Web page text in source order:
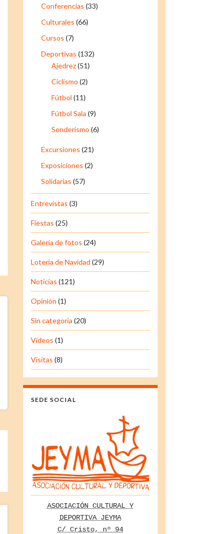
Conferencias (33)
Culturales (66)
Cursos (7)
Deportivas (132)
Ajedrez(51)
Ciclismo (2)
Fútbol (11)
Fútbol Sala (9)
Senderismo (6)
Excursiones (21)
Exposiciones (2)
Solidarias (57)
Entrevistas (3)
Fiestas (25)
Galería de fotos (24)
Lotería de Navidad (29)
Noticias (121)
Opinión (1)
Sin categoría (20)
Vídeos (1)
Visitas (8)
SEDE SOCIAL
ASOCIACIÓN CULTURAL Y
DEPORTIVA JEYMA
C/ Cristo, nº 94